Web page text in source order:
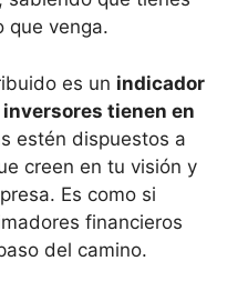
que venga.
es un indicador
tienen en
estén dispuestos a
creen en tu visión y
Es como si
financieros
del camino.